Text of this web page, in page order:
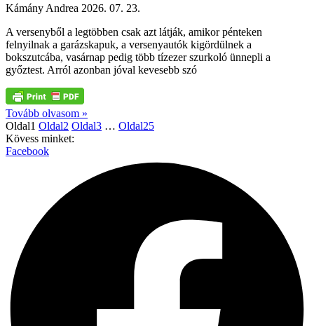
Kámány Andrea 2026. 07. 23.
A versenyből a legtöbben csak azt látják, amikor pénteken
felnyilnak a garázskapuk, a versenyautók kigördülnek a
bokszutcába, vasárnap pedig több tízezer szurkoló ünnepli a
győztest. Arról azonban jóval kevesebb szó
Tovább olvasom »
Oldal1 Oldal2 Oldal3 … Oldal25
Kövess minket:
Facebook